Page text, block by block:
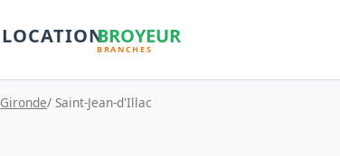
Gironde/ Saint-Jean-d'Illac